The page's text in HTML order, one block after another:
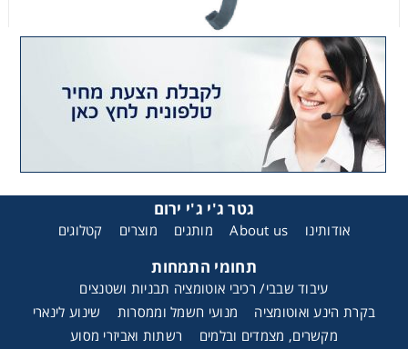
גטר ג'י ג'י ירום
אודותינו About us מותגים מוצרים קטלוגים
תחומי התמחות
עיבוד שבבי/ רכיבי אוטומציה תבניות ושטנצים
בקרת הינע ואוטומציה
מנועי חשמל וממסרות
שינוע לינארי
מקשרים, מצמדים ובלמים
רשתות ואביזרי מסוע
חולצי מיסבים חיצוניים